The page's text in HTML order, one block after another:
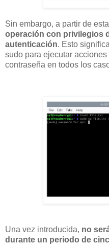
Sin embargo, a partir de
operación con privilegios
autenticación. Esto
sudo para ejecutar
contraseña en todos los
Una vez introducida, no
durante un periodo de